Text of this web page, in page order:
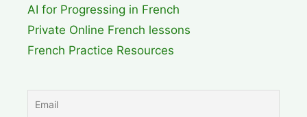
AI for Progressing in French
Private Online French lessons
French Practice Resources